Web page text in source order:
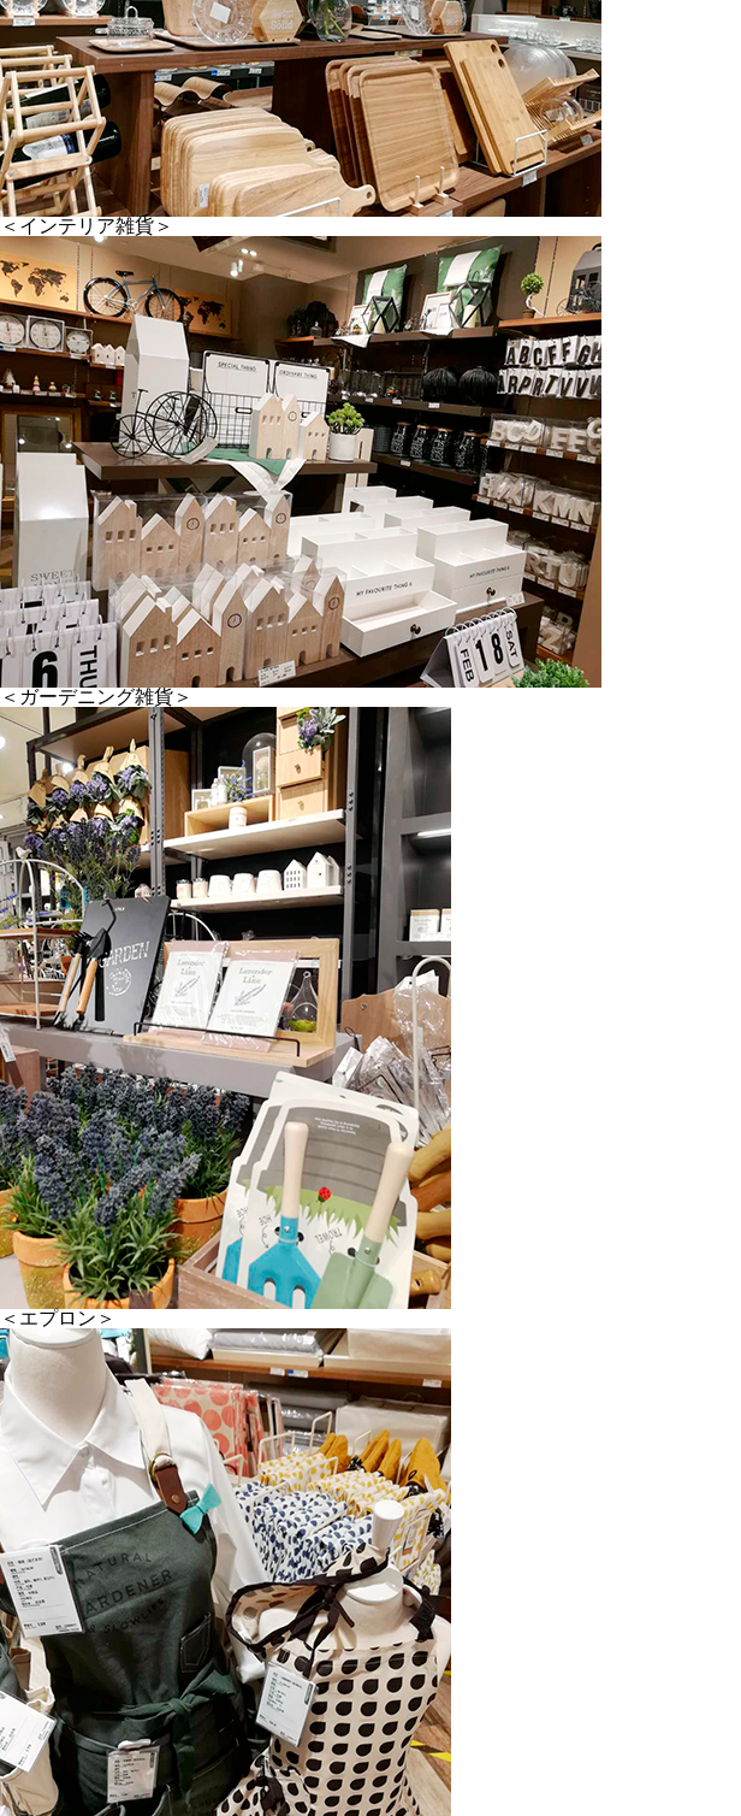
＜インテリア雑貨＞
＜ガーデニング雑貨＞
＜エプロン＞